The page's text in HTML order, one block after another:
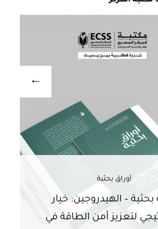
أوراق بحثية
– الهيدروجين: خيار
لتعزيز أمن الطاقة في